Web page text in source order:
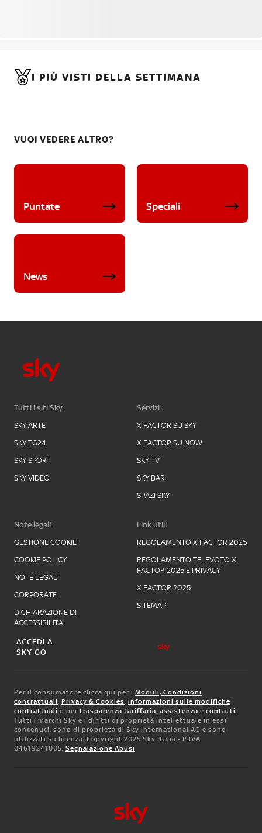
I PIÙ VISTI DELLA SETTIMANA
VUOI VEDERE ALTRO?
Puntate Speciali
News
Tutti i siti Sky:
SKY ARTE
SKY TG24
SKY SPORT
SKY VIDEO
Servizi:
X FACTOR SU SKY
X FACTOR SU NOW
SKY TV
SKY BAR
SPAZI SKY
Note legali:
GESTIONE COOKIE
COOKIE POLICY
NOTE LEGALI
CORPORATE
DICHIARAZIONE DI
ACCESSIBILITA'
Link utili:
REGOLAMENTO X FACTOR 2025
REGOLAMENTO TELEVOTO X
FACTOR 2025 E PRIVACY
X FACTOR 2025
SITEMAP
ACCEDI A
SKY GO
Per il consumatore clicca qui per i Moduli, Condizioni
contrattuali, Privacy & Cookies, informazioni sulle modifiche
contrattuali o per trasparenza tariffaria, assistenza e contatti.
Tutti i marchi Sky e i diritti di proprietà intellettuale in essi
contenuti, sono di proprietà di Sky international AG e sono
utilizzati su licenza. Copyright 2025 Sky Italia - P.IVA
04619241005. Segnalazione Abusi